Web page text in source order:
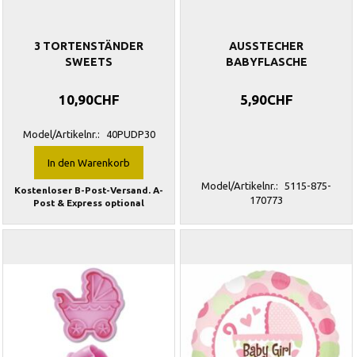
3 TORTENSTÄNDER
SWEETS
10,90CHF
Model/Artikelnr.: 40PUDP30
In den Warenkorb
Kostenloser B-Post-Versand. A-
Post & Express optional
AUSSTECHER
BABYFLASCHE
5,90CHF
Model/Artikelnr.:
5115-875-
170773